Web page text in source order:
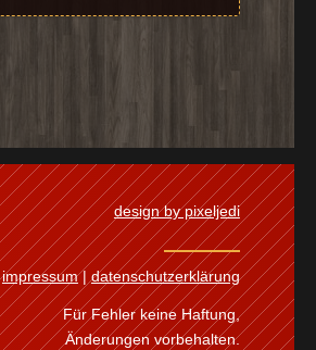
design by pixeljedi
impressum| datenschutzerklärung
Für Fehler keine Haftung,
Änderungen vorbehalten.